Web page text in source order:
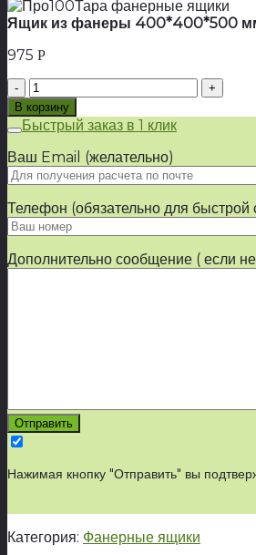
Ящик из фанеры 400*400*500
975 Р
Количество
товара
Ящик
из
фанеры
400*400*500
мм
В корзину
Быстрый заказ в 1 клик
Ваш Email (желательно)
Телефон (обязательно для быстрой
Дополнительно сообщение ( если
Нажимая кнопку "Отправить" вы
Категория: Фанерные ящики